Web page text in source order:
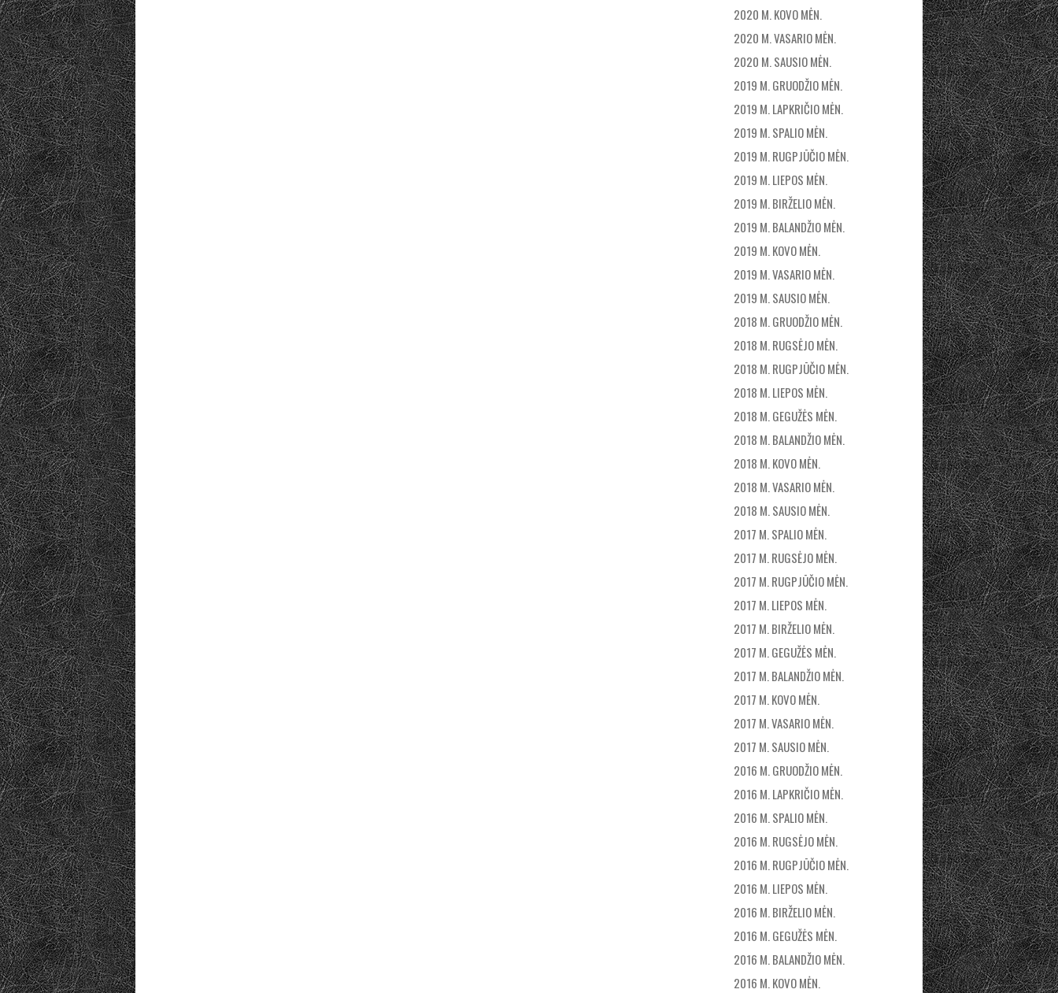
2020 M. KOVO MĖN.
2020 M. VASARIO MĖN.
2020 M. SAUSIO MĖN.
2019 M. GRUODŽIO MĖN.
2019 M. LAPKRIČIO MĖN.
2019 M. SPALIO MĖN.
2019 M. RUGPJŪČIO MĖN.
2019 M. LIEPOS MĖN.
2019 M. BIRŽELIO MĖN.
2019 M. BALANDŽIO MĖN.
2019 M. KOVO MĖN.
2019 M. VASARIO MĖN.
2019 M. SAUSIO MĖN.
2018 M. GRUODŽIO MĖN.
2018 M. RUGSĖJO MĖN.
2018 M. RUGPJŪČIO MĖN.
2018 M. LIEPOS MĖN.
2018 M. GEGUŽĖS MĖN.
2018 M. BALANDŽIO MĖN.
2018 M. KOVO MĖN.
2018 M. VASARIO MĖN.
2018 M. SAUSIO MĖN.
2017 M. SPALIO MĖN.
2017 M. RUGSĖJO MĖN.
2017 M. RUGPJŪČIO MĖN.
2017 M. LIEPOS MĖN.
2017 M. BIRŽELIO MĖN.
2017 M. GEGUŽĖS MĖN.
2017 M. BALANDŽIO MĖN.
2017 M. KOVO MĖN.
2017 M. VASARIO MĖN.
2017 M. SAUSIO MĖN.
2016 M. GRUODŽIO MĖN.
2016 M. LAPKRIČIO MĖN.
2016 M. SPALIO MĖN.
2016 M. RUGSĖJO MĖN.
2016 M. RUGPJŪČIO MĖN.
2016 M. LIEPOS MĖN.
2016 M. BIRŽELIO MĖN.
2016 M. GEGUŽĖS MĖN.
2016 M. BALANDŽIO MĖN.
2016 M. KOVO MĖN.